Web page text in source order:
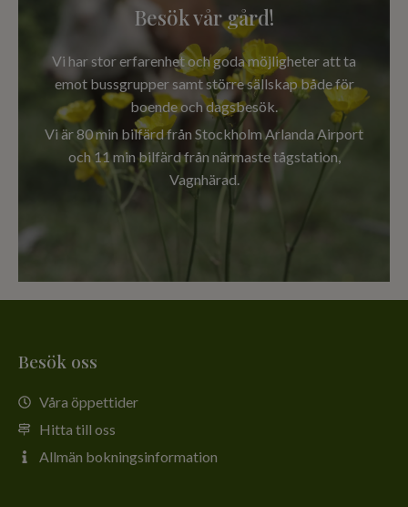
Besök vår gård!
Vi har stor erfarenhet och goda möjligheter att ta
emot bussgrupper samt större sällskap både för
boende och dagsbesök.
Vi är 80 min bilfärd från Stockholm Arlanda Airport
och 11 min bilfärd från närmaste tågstation,
Vagnhärad.
Besök oss
Våra öppettider
Hitta till oss
Allmän bokningsinformation